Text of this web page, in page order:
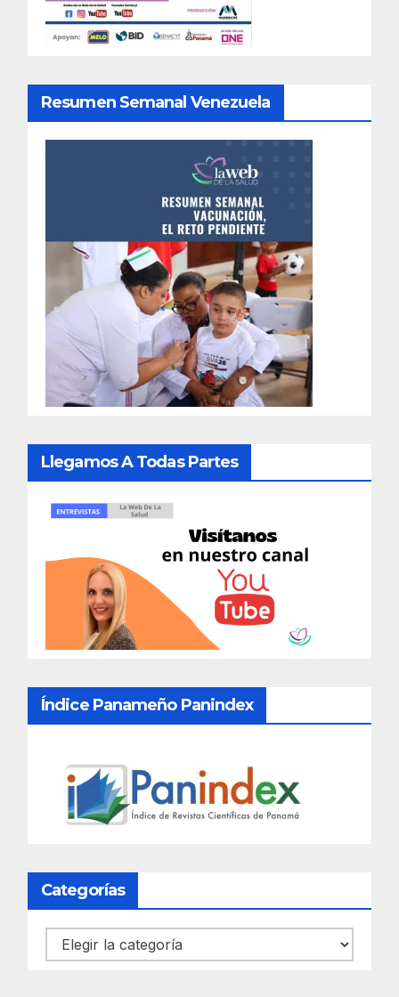
Resumen Semanal Venezuela
Llegamos A Todas Partes
Índice Panameño Panindex
Categorías
Categorías